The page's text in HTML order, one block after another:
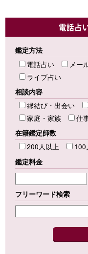
電話占
鑑定方法
電話占い
メー
ライブ占い
相談内容
縁結び・出会い
家庭・家族
仕
在籍鑑定師数
200人以上
100
鑑定料金
フリーワード検索